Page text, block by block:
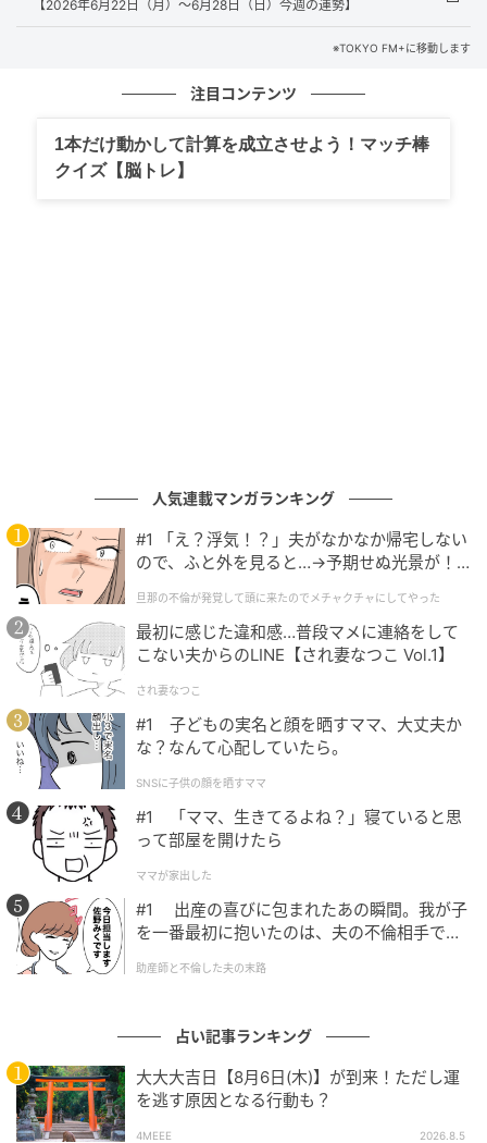
【2026年6月22日（月）～6月28日（日）今週の運勢】
※TOKYO FM+に移動します
注目コンテンツ
1本だけ動かして計算を成立させよう！マッチ棒
クイズ【脳トレ】
人気連載マンガランキング
#1 「え？浮気！？」夫がなかなか帰宅しない
ので、ふと外を見ると…→予期せぬ光景が！
クチャにしてやった
旦那の不倫が発覚して頭に来たのでメチャクチャにしてやった
最初に感じた違和感…普段マメに連絡をして
こない夫からのLINE【され妻なつこ Vol.1】
され妻なつこ
#1 子どもの実名と顔を晒すママ、大丈夫か
な？なんて心配していたら。
SNSに子供の顔を晒すママ
#1 「ママ、生きてるよね？」寝ていると思
って部屋を開けたら
ママが家出した
#1 出産の喜びに包まれたあの瞬間。我が子
を一番最初に抱いたのは、夫の不倫相手でし
助産師と不倫した夫の末路
占い記事ランキング
大大大吉日【8月6日(木)】が到来！ただし運
を逃す原因となる行動も？
4MEEE 2026.8.5